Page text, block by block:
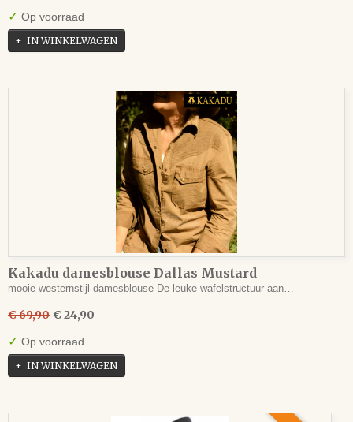
✓ Op voorraad
IN WINKELWAGEN
Kakadu damesblouse Dallas Mustard
mooie westernstijl damesblouse De leuke wafelstructuur aan…
€ 69,90 € 24,90
✓ Op voorraad
IN WINKELWAGEN